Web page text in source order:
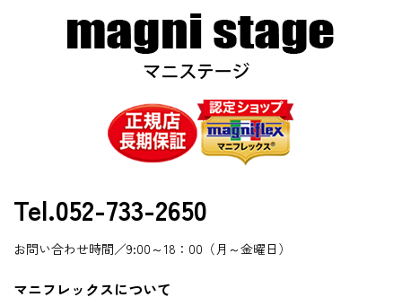
Tel.052-733-2650
お問い合わせ時間／9:00～18：00（月～金曜日）
マニフレックスについて